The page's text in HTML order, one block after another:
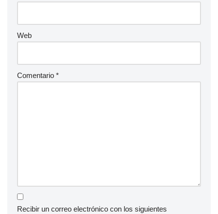
Web
Comentario *
Recibir un correo electrónico con los siguientes